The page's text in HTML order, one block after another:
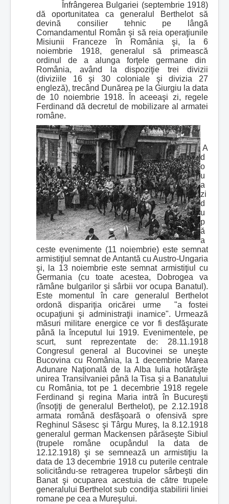
Înfrângerea Bulgariei (septembrie 1918)
dă oportunitatea ca generalul Berthelot să
devină consilier tehnic pe lângă
Comandamentul Român şi să reia operaţiunile
Misiunii Franceze în România şi, la 6
noiembrie 1918, generalul să primească
ordinul de a alunga forţele germane din
România, având la dispoziţie trei divizii
(diviziile 16 şi 30 coloniale şi divizia 27
engleză), trecând Dunărea pe la Giurgiu la data
de 10 noiembrie 1918. În aceeaşi zi, regele
Ferdinand dă decretul de mobilizare al armatei
române.
A
d
o
u
a
zi
d
u
p
ă
a
ceste evenimente (11 noiembrie) este semnat
armistiţiul semnat de Antantă cu Austro-Ungaria
şi, la 13 noiembrie este semnat armistiţiul cu
Germania (cu toate acestea, Dobrogea va
rămâne bulgarilor şi sârbii vor ocupa Banatul).
Este momentul în care generalul Berthelot
ordonă dispariţia oricărei urme "a fostei
ocupaţiuni şi administraţii inamice". Urmează
măsuri militare energice ce vor fi desfăşurate
până la începutul lui 1919. Evenimentele, pe
scurt, sunt reprezentate de: 28.11.1918
Congresul general al Bucovinei se uneşte
Bucovina cu România, la 1 decembrie Marea
Adunare Naţională de la Alba Iulia hotărăşte
unirea Transilvaniei până la Tisa şi a Banatului
cu România, tot pe 1 decembrie 1918 regele
Ferdinand şi regina Maria intră în Bucureşti
(însoţiţi de generalul Berthelot), pe 2.12.1918
armata română desfăşoară o ofensivă spre
Reghinul Săsesc şi Târgu Mureş, la 8.12.1918
generalul german Mackensen părăseşte Sibiul
(trupele române ocupândul la data de
12.12.1918) şi se semnează un armistiţiu la
data de 13 decembrie 1918 cu puterile centrale
solicitându-se retragerea trupelor sârbeşti din
Banat şi ocuparea acestuia de către trupele
generalului Berthelot sub condiţia stabilirii liniei
romane pe cea a Mureşului.